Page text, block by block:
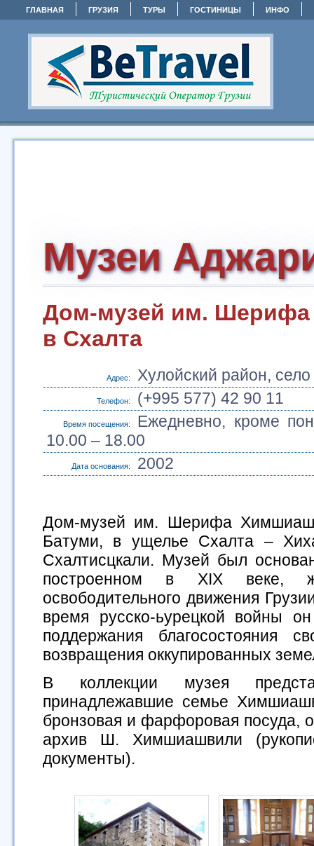
ГЛАВНАЯ ГРУЗИЯ ТУРЫ ГОСТИНИЦЫ ИНФО
Музеи
Дом-музей им.
в Схалта
Адрес: Хулойский район,
Телефон: (+995 577) 42 90 11
Время посещения:
Ежедневно, кроме
10.00 – 18.00
Дата основания: 2002
Дом-музей им. Шерифа
Батуми, в ущелье Схалта –
Схалтисцкали. Музей был
построенном в XIX веке,
освободительного движения
время русско-ьурецкой войны
поддержания благосостояния
возвращения оккупированных
В коллекции музея
принадлежавшие семье
бронзовая и фарфоровая посуда,
архив Ш. Химшиашвили
документы).